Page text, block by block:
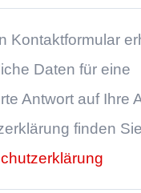
Kontaktformular
Daten für eine
Antwort auf Ihre
finden Sie